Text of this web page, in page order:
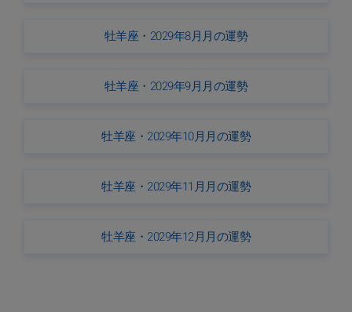
牡羊座・2029年8月月の運勢
牡羊座・2029年9月月の運勢
牡羊座・2029年10月月の運勢
牡羊座・2029年11月月の運勢
牡羊座・2029年12月月の運勢